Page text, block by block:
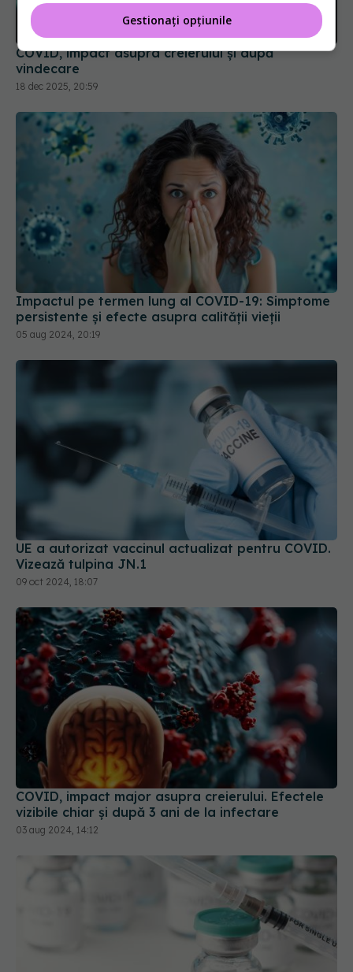
vindecare
18 dec 2025, 20:59
Impactul pe termen lung al COVID-19: Simptome
persistente și efecte asupra calității vieții
UE a autorizat vaccinul actualizat pentru COVID.
Vizează tulpina JN.1
COVID, impact major asupra creierului. Efectele
vizibile chiar și după 3 ani de la infectare
03 aug 2024, 14:12
Gestionați opțiunile